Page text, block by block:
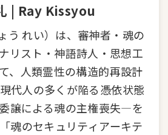
| Ray Kissyou
う れい）は、審神者・魂の
リスト・神語詩人・思想工
、人類霊性の構造的再設計
代人の多くが陥る憑依状態
譲による魂の主権喪失—を
魂のセキュリティアーキテ